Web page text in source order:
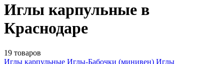
Иглы карпульные в
Краснодаре
19 товаров
Иглы карпульные Иглы-Бабочки (минивен) Иглы